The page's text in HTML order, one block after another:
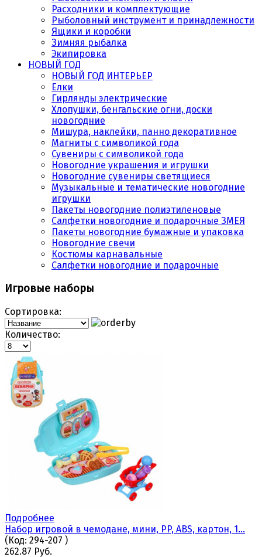
Расходники и комплектующие
Рыболовный инструмент и принадлежности
Ящики и коробки
Зимняя рыбалка
Экипировка
НОВЫЙ ГОД
НОВЫЙ ГОД ИНТЕРЬЕР
Елки
Гирлянды электрические
Хлопушки, бенгальские огни, доски
новогодние
Мишура, наклейки, панно декоративное
Магниты с символикой года
Сувениры с символикой года
Новогодние украшения и игрушки
Новогодние сувениры светящиеся
Музыкальные и тематические новогодние
игрушки
Пакеты новогодние полиэтиленовые
Салфетки новогодние и подарочные ЗМЕЯ
Пакеты новогодние бумажные и упаковка
Новогодние свечи
Костюмы карнавальные
Салфетки новогодние и подарочные
Игровые наборы
Сортировка:
Количество:
Подробнее
Набор игровой в чемодане, мини, PP, ABS, картон, 1...
(Код: 294-207 )
262.87 Руб.